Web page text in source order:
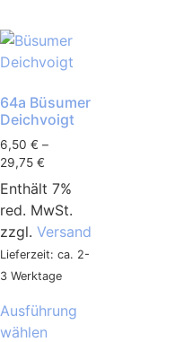
64a Büsumer
Deichvoigt
6,50 € –
29,75 €
Enthält 7%
red. MwSt.
zzgl. Versand
Lieferzeit: ca. 2-
3 Werktage
Ausführung
wählen